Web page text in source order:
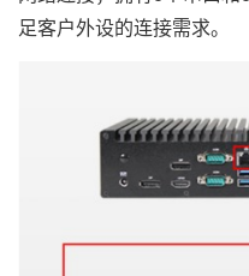
足客户外设的连接需求。